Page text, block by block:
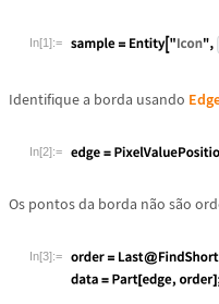
In[1]:=
Identifique a borda usando
In[2]:=
Os pontos da borda não são
In[3]:=